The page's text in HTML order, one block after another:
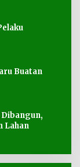
Buatan
Lahan